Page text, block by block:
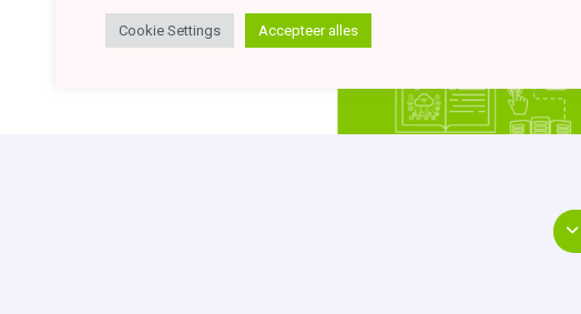
Cookie Settings Accepteer alles